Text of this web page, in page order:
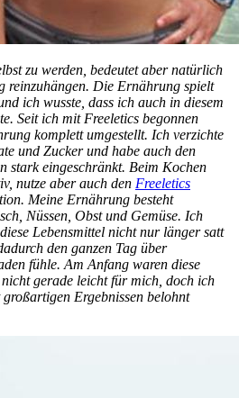
zu werden, bedeutet aber natürlich
reinzuhängen. Die Ernährung spielt
ich wusste, dass ich auch in diesem
Seit ich mit Freeletics begonnen
komplett umgestellt. Ich verzichte
und Zucker und habe auch den
stark eingeschränkt. Beim Kochen
nutze aber auch den Freeletics
Meine Ernährung besteht
Nüssen, Obst und Gemüse. Ich
Lebensmittel nicht nur länger satt
den ganzen Tag über
fühle. Am Anfang waren diese
gerade leicht für mich, doch ich
Ergebnissen belohnt